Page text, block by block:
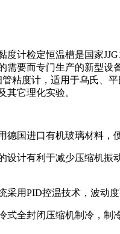
度计检定恒温槽是国家
需要而专门生产的新型设
管粘度计，适用于乌氏、
其它理化实验。
德国进口有机玻璃材料，
设计有利于减少压缩机振
采用PID控温技术，波动度
式全封闭压缩机制冷，制